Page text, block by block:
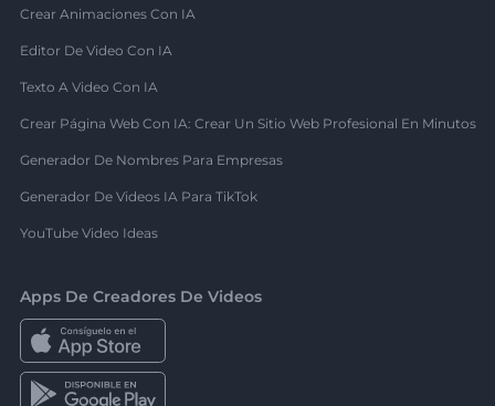
Crear Animaciones Con IA
Editor De Video Con IA
Texto A Video Con IA
Crear Página Web Con IA: Crear Un Sitio Web Profesional En Minutos
Generador De Nombres Para Empresas
Generador De Videos IA Para TikTok
YouTube Video Ideas
Apps De Creadores De Videos